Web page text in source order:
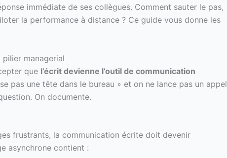
immédiate de ses collègues. Comment sauter le pas,
la performance à distance ? Ce guide vous donne les
pilier managerial
que l’écrit devienne l’outil de communication
pas une tête dans le bureau » et on ne lance pas un appel
On documente.
frustrants, la communication écrite doit devenir
asynchrone contient :